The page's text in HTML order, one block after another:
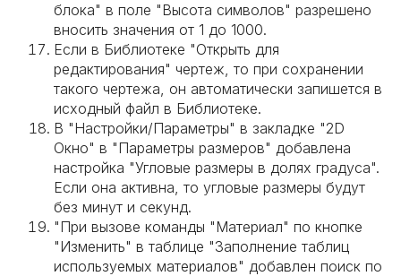
блока" в поле "Высота символов" разрешено
вносить значения от 1 до 1000.
Если в Библиотеке "Открыть для
редактирования" чертеж, то при сохранении
такого чертежа, он автоматически запишется в
исходный файл в Библиотеке.
В "Настройки/Параметры" в закладке "2D
Окно" в "Параметры размеров" добавлена
настройка "Угловые размеры в долях градуса".
Если она активна, то угловые размеры будут
без минут и секунд.
"При вызове команды "Материал" по кнопке
"Изменить" в таблице "Заполнение таблиц
используемых материалов" добавлен поиск по